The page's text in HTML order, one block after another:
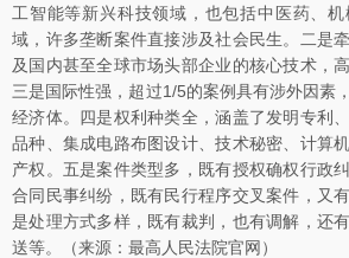
工智能等新兴科技领域，也包括中医药、
域，许多垄断案件直接涉及社会民生。二是
及国内甚至全球市场头部企业的核心技术，
三是国际性强，超过1/5的案例具有涉外因素
经济体。四是权利种类全，涵盖了发明专利
品种、集成电路布图设计、技术秘密、计算
产权。五是案件类型多，既有授权确权行政
合同民事纠纷，既有民行程序交叉案件，又
是处理方式多样，既有裁判，也有调解，还
送等。（来源：最高人民法院官网）